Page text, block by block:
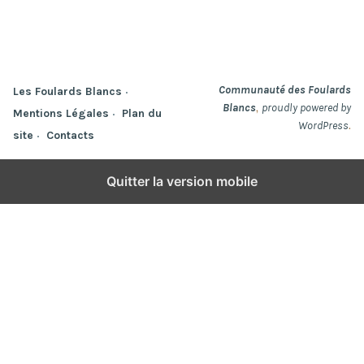
Les Foulards Blancs
Mentions Légales
Plan du
site
Contacts
Communauté des Foulards
Blancs, proudly powered by
WordPress.
Quitter la version mobile